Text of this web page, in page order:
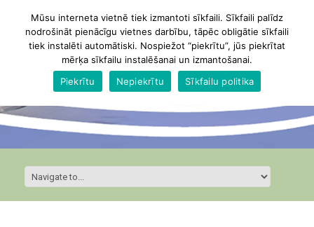
Mūsu interneta vietnē tiek izmantoti sīkfaili. Sīkfaili palīdz
nodrošināt pienācīgu vietnes darbību, tāpēc obligātie sīkfaili
tiek instalēti automātiski. Nospiežot “piekrītu”, jūs piekrītat
mērķa sīkfailu instalēšanai un izmantošanai.
Piekrītu
Nepiekrītu Sīkfailu politika